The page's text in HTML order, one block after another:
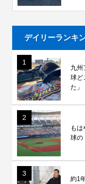
デイリーランキ
1
九州
球ど
た」
2
も
球の
3
約1